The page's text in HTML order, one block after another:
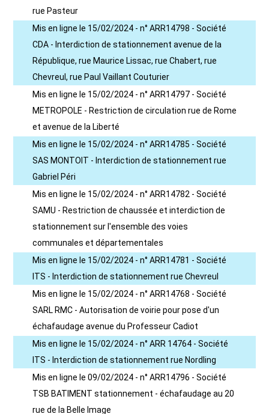
rue Pasteur
Mis en ligne le 15/02/2024 - n° ARR14798 - Société
CDA - Interdiction de stationnement avenue de la
République, rue Maurice Lissac, rue Chabert, rue
Chevreul, rue Paul Vaillant Couturier
Mis en ligne le 15/02/2024 - n° ARR14797 - Société
METROPOLE - Restriction de circulation rue de Rome
et avenue de la Liberté
Mis en ligne le 15/02/2024 - n° ARR14785 - Société
SAS MONTOIT - Interdiction de stationnement rue
Gabriel Péri
Mis en ligne le 15/02/2024 - n° ARR14782 - Société
SAMU - Restriction de chaussée et interdiction de
stationnement sur l'ensemble des voies
communales et départementales
Mis en ligne le 15/02/2024 - n° ARR14781 - Société
ITS - Interdiction de stationnement rue Chevreul
Mis en ligne le 15/02/2024 - n° ARR14768 - Société
SARL RMC - Autorisation de voirie pour pose d'un
échafaudage avenue du Professeur Cadiot
Mis en ligne le 15/02/2024 - n° ARR 14764 - Société
ITS - Interdiction de stationnement rue Nordling
Mis en ligne le 09/02/2024 - n° ARR14796 - Société
TSB BATIMENT stationnement - échafaudage au 20
rue de la Belle Image